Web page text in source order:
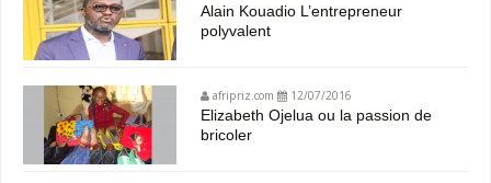
Alain Kouadio L’entrepreneur
polyvalent
afripriz.com 12/07/2016
Elizabeth Ojelua ou la passion de
bricoler